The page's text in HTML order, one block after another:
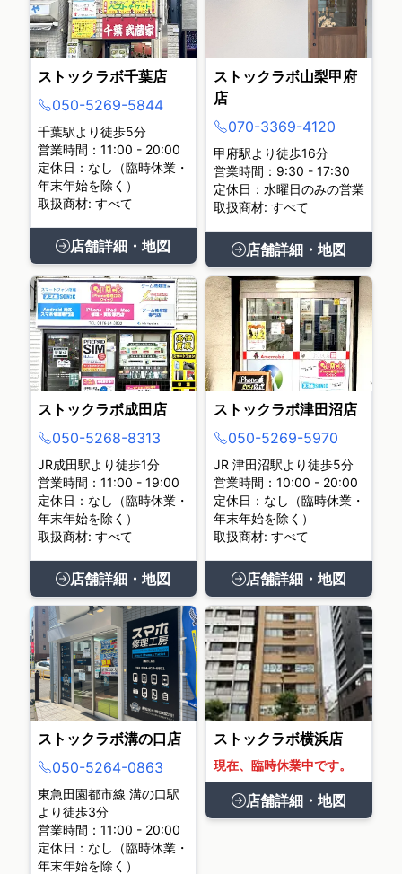
ストックラボ千葉店
050-5269-5844
千葉駅より徒歩5分
営業時間：11:00 - 20:00
定休日：なし（臨時休業・
年末年始を除く）
取扱商材: すべて
店舗詳細・地図
ストックラボ山梨甲府
店
070-3369-4120
甲府駅より徒歩16分
営業時間：9:30 - 17:30
定休日：水曜日のみの営業
取扱商材: すべて
店舗詳細・地図
ストックラボ成田店
050-5268-8313
JR成田駅より徒歩1分
営業時間：11:00 - 19:00
定休日：なし（臨時休業・
年末年始を除く）
取扱商材: すべて
店舗詳細・地図
ストックラボ津田沼店
050-5269-5970
JR 津田沼駅より徒歩5分
営業時間：10:00 - 20:00
定休日：なし（臨時休業・
年末年始を除く）
取扱商材: すべて
店舗詳細・地図
ストックラボ溝の口店
050-5264-0863
東急田園都市線 溝の口駅
より徒歩3分
営業時間：11:00 - 20:00
定休日：なし（臨時休業・
年末年始を除く）
ストックラボ横浜店
現在、臨時休業中です。
店舗詳細・地図